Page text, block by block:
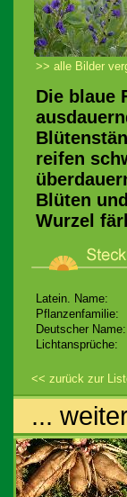
>> alle Bilder
Die blaue
reifen
Blüten
Wurzel
Latein. Name:
Pflanzenfamilie:
Deutscher Name:
Lichtansprüche:
<< zurück zur
...